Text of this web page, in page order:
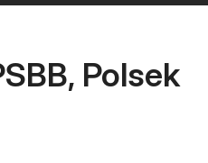
Polsek